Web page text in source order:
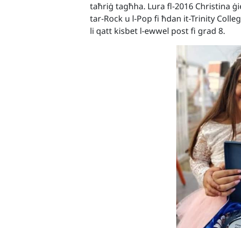
taħriġ tagħha. Lura fl-2016 Christina
tar-Rock u l-Pop fi ħdan it-Trinity
li qatt kisbet l-ewwel post fi grad 8.